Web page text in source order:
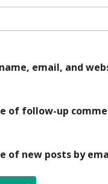
email, and
of follow-up
of new posts by